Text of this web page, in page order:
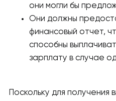
они могли бы
Они должны
финансовый отчет,
способны
зарплату в случае
Поскольку для получения